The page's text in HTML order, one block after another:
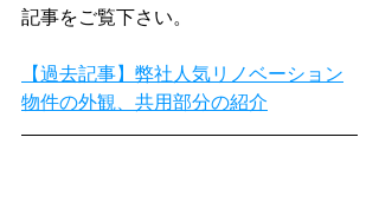
記事をご覧下さい。
【過去記事】弊社人気リノベーション
物件の外観、共用部分の紹介